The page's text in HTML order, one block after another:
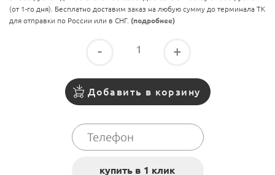
(от 1-го дня). Бесплатно доставим заказ на любую сумму до терминала ТК
для отправки по России или в СНГ. (подробнее)
- +
Добавить в корзину